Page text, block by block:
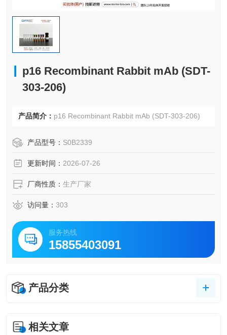
p16 Recombinant Rabbit mAb (SDT-
303-206)
产品简介： p16 Recombinant Rabbit mAb (SDT-303-206)
产品型号： S0B2339
更新时间： 2026-07-26
厂商性质： 生产厂家
访问量： 303
服务热线
15855403091
产品分类
相关文章